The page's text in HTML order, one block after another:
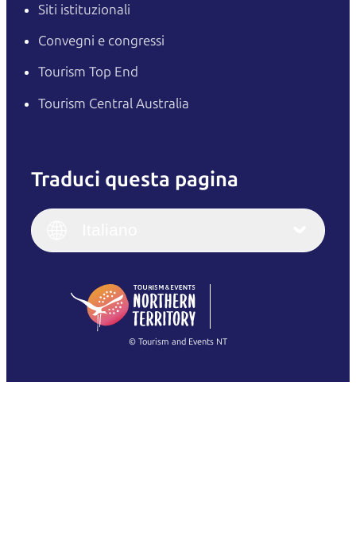
Siti istituzionali
Convegni e congressi
Tourism Top End
Tourism Central Australia
Traduci questa pagina
English
(Singapore)
Français
Italiano
繁體中文
© Tourism and Events NT